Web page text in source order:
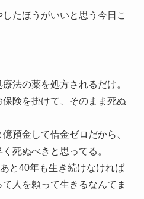
たほうがいいと思う今日こ
法の薬を処方されるだけ。
険を掛けて、そのまま死ぬ
預金して借金ゼロだから、
死ぬべきと思ってる。
と40年も生き続けなければ
人を頼って生きるなんてま